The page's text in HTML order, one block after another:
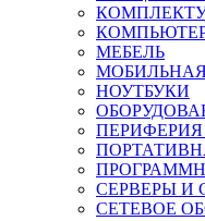
МЕБЕЛЬ
НОУТБУКИ
СЕРВЕРЫ И
СЕТЕВОЕ